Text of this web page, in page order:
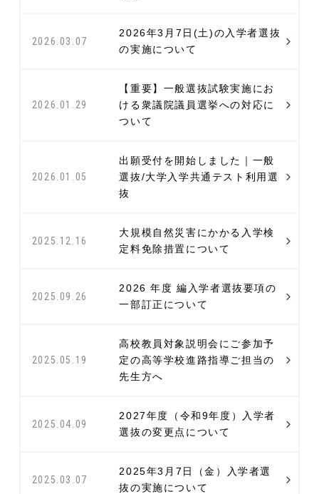
2026.03.07
2026年3月7日(土)の入学者選抜
の実施について
2026.01.29
【重要】一般選抜試験実施にお
ける衆議院議員選挙への対応に
ついて
2026.01.05
出願受付を開始しました｜一般
選抜/大学入学共通テスト利用選
抜
2025.12.16
大規模自然災害にかかる入学検
定料免除措置について
2025.09.26
2026 年度 編入学者選抜要項の
一部訂正について
2025.05.19
高校教員対象説明会にご参加予
定の高等学校進路指導ご担当の
先生方へ
2025.04.09
2027年度（令和9年度）入学者
選抜の変更点について
2025.03.07
2025年3月7日（金）入学者選
抜の実施について